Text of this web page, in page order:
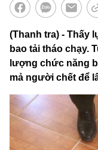
(Thanh tra) - Thấy
bao tải tháo chạy.
lượng chức năng
mả người chết để